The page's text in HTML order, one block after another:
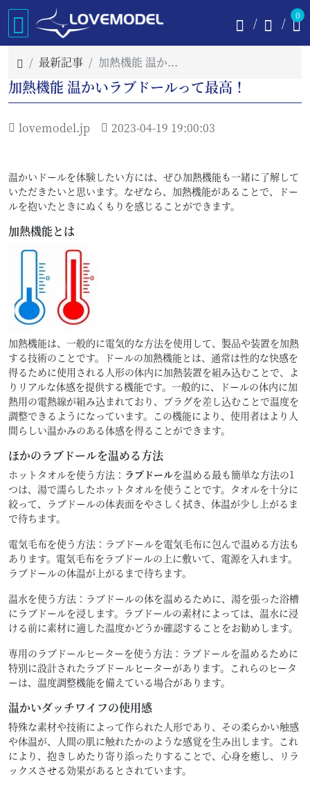
0
最新記事 加熱機能 温かいラブドールって最高！
加熱機能 温かいラブドールって最高！
lovemodel.jp 2023-04-19 19:00:03
温かいドールを体験したい方には、ぜひ加熱機能も一緒に了解して
いただきたいと思います。なぜなら、加熱機能があることで、ドー
ルを抱いたときにぬくもりを感じることができます。
加熱機能とは
加熱機能は、一般的に電気的な方法を使用して、製品や装置を加熱
する技術のことです。ドールの加熱機能とは、通常は性的な快感を
得るために使用される人形の体内に加熱装置を組み込むことで、よ
りリアルな体感を提供する機能です。一般的に、ドールの体内に加
熱用の電熱線が組み込まれており、プラグを差し込むことで温度を
調整できるようになっています。この機能により、使用者はより人
間らしい温かみのある体感を得ることができます。
ほかのラブドールを温める方法
ホットタオルを使う方法： ラブドールを温める最も簡単な方法の1
つは、湯で濡らしたホットタオルを使うことです。タオルを十分に
絞って、ラブドールの体表面をやさしく拭き、体温が少し上がるま
で待ちます。
電気毛布を使う方法：ラブドールを電気毛布に包んで温める方法も
あります。電気毛布をラブドールの上に敷いて、電源を入れます。
ラブドールの体温が上がるまで待ちます。
温水を使う方法：ラブドールの体を温めるために、湯を張った浴槽
にラブドールを浸します。ラブドールの素材によっては、温水に浸
ける前に素材に適した温度かどうか確認することをお勧めします。
専用のラブドールヒーターを使う方法：ラブドールを温めるために
特別に設計されたラブドールヒーターがあります。これらのヒータ
ーは、温度調整機能を備えている場合があります。
温かいダッチワイフの使用感
特殊な素材や技術によって作られた人形であり、その柔らかい触感
や体温が、人間の肌に触れたかのような感覚を生み出します。これ
により、抱きしめたり寄り添ったりすることで、心身を癒し、リラ
ックスさせる効果があるとされています。